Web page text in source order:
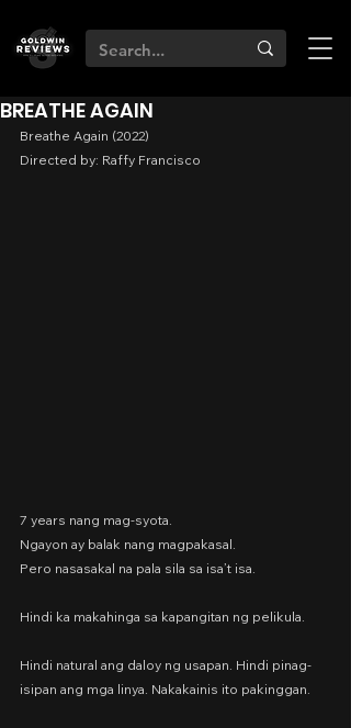
BREATHE AGAIN
Breathe Again (2022)
Directed by: Raffy Francisco
7 years nang mag-syota.
Ngayon ay balak nang magpakasal.
Pero nasasakal na pala sila sa isa’t isa.
Hindi ka makahinga sa kapangitan ng pelikula.
Hindi natural ang daloy ng usapan. Hindi pinag-
isipan ang mga linya. Nakakainis ito pakinggan.